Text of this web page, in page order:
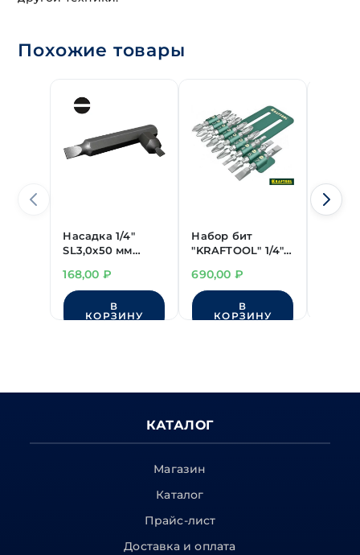
Похожие товары
Насадка 1/4"
SL3,0х50 мм
усиленная (сталь
S3)
168,00 ₽
В
КОРЗИНУ
Набор бит
"KRAFTOOL" 1/4" 9
двухсторонние
690,00 ₽
В
КОРЗИНУ
КАТАЛОГ
Магазин
Каталог
Прайс-лист
Доставка и оплата